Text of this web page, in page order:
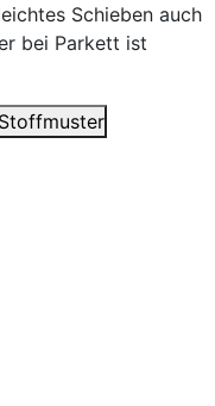
Schieben auch
bei Parkett ist